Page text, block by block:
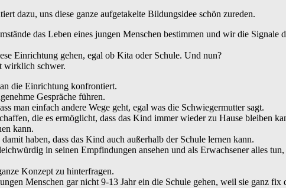
dazu, uns diese ganze aufgetakelte Bildungsidee schön zureden.
das Leben eines jungen Menschen bestimmen und wir die Signale
Einrichtung gehen, egal ob Kita oder Schule. Und nun?
wirklich schwer.
die Einrichtung konfrontiert.
Gespräche führen.
man einfach andere Wege geht, egal was die Schwiegermutter sagt.
die es ermöglicht, dass das Kind immer wieder zu Hause bleiben
kann.
haben, dass das Kind auch außerhalb der Schule lernen kann.
in seinen Empfindungen ansehen und als Erwachsener alles
Konzept zu hinterfragen.
Menschen gar nicht 9-13 Jahr ein die Schule gehen, weil sie ganz fix